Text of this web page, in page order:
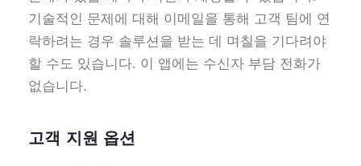
기술적인 문제에 대해 이메일을 통해 고객 팀에 연
락하려는 경우 솔루션을 받는 데 며칠을 기다려야
할 수도 있습니다. 이 앱에는 수신자 부담 전화가
없습니다.
고객 지원 옵션